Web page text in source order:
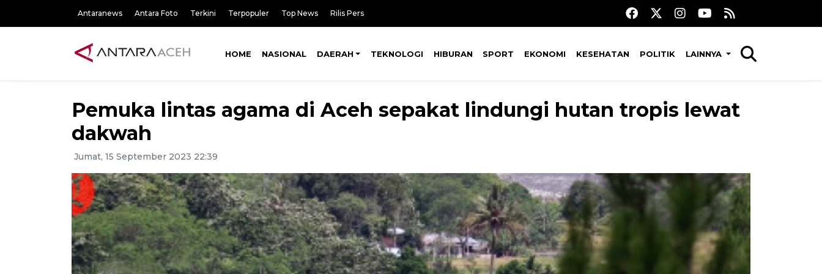
Antaranews Antara Foto Terkini Terpopuler Top News Rilis Pers
HOME NASIONAL DAERAH TEKNOLOGI HIBURAN SPORT EKONOMI KESEHATAN POLITIK LAINNYA
Pemuka lintas agama di Aceh sepakat lindungi hutan tropis lewat
dakwah
Jumat, 15 September 2023 22:39